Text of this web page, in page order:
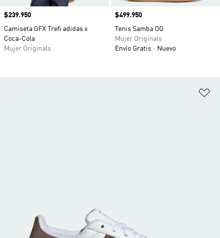
Precio
$239.950
Camiseta GFX Trefi adidas x
Coca-Cola
Mujer Originals
Precio
$499.950
Tenis Samba OG
Mujer Originals
Envío Gratis
Nuevo